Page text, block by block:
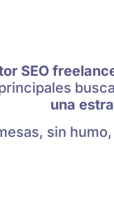
SEO
una
sin